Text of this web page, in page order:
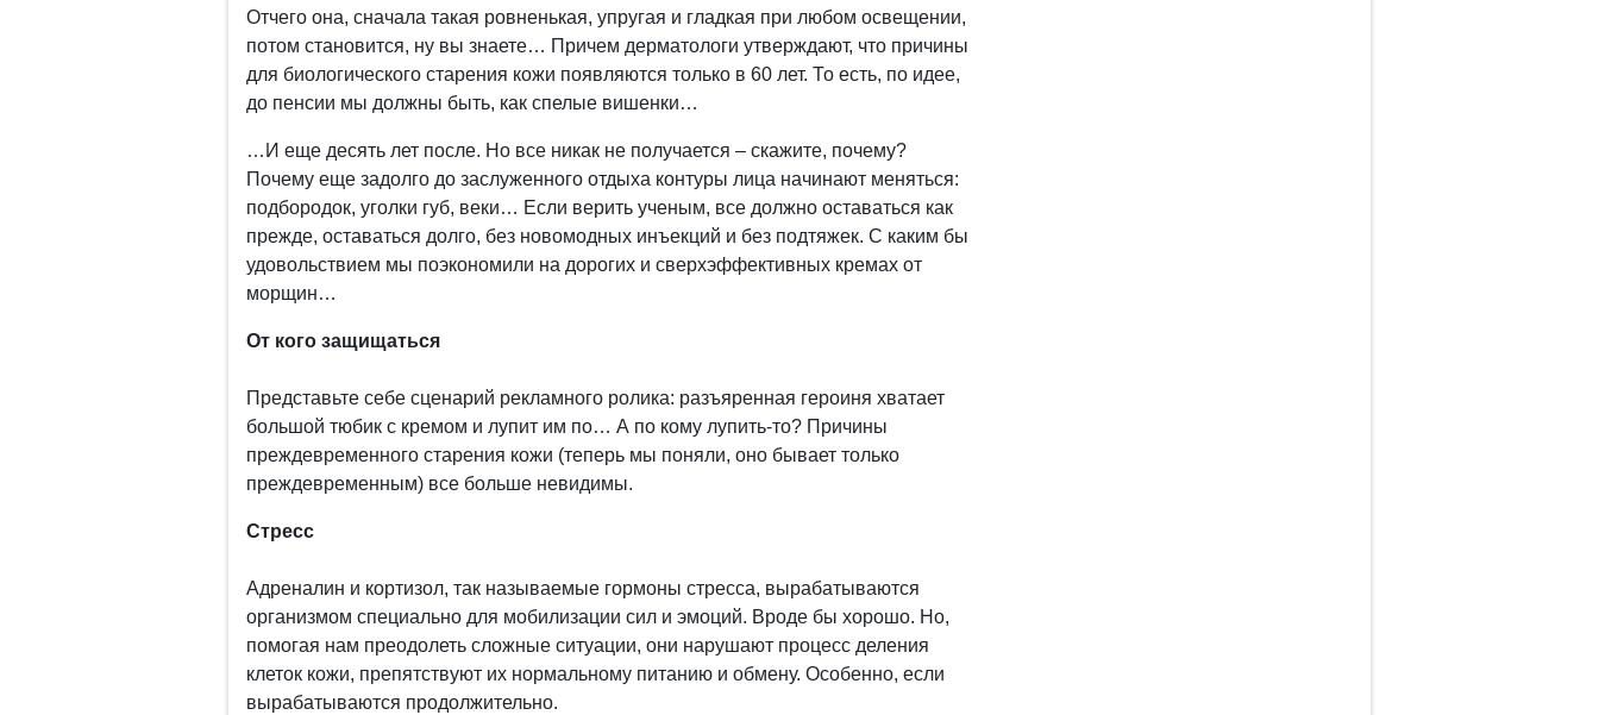
Отчего она, сначала такая ровненькая, упругая и гладкая при любом освещении,
потом становится, ну вы знаете… Причем дерматологи утверждают, что причины
для биологического старения кожи появляются только в 60 лет. То есть, по идее,
до пенсии мы должны быть, как спелые вишенки…
…И еще десять лет после. Но все никак не получается – скажите, почему?
Почему еще задолго до заслуженного отдыха контуры лица начинают меняться:
подбородок, уголки губ, веки… Если верить ученым, все должно оставаться как
прежде, оставаться долго, без новомодных инъекций и без подтяжек. С каким бы
удовольствием мы поэкономили на дорогих и сверхэффективных кремах от
морщин…
От кого защищаться
Представьте себе сценарий рекламного ролика: разъяренная героиня хватает
большой тюбик с кремом и лупит им по… А по кому лупить-то? Причины
преждевременного старения кожи (теперь мы поняли, оно бывает только
преждевременным) все больше невидимы.
Стресс
Адреналин и кортизол, так называемые гормоны стресса, вырабатываются
организмом специально для мобилизации сил и эмоций. Вроде бы хорошо. Но,
помогая нам преодолеть сложные ситуации, они нарушают процесс деления
клеток кожи, препятствуют их нормальному питанию и обмену. Особенно, если
вырабатываются продолжительно.